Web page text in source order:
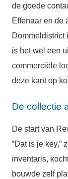
de goede
Effenaar en de
Dommeldistrict
is het wel een
commerciële
deze kant op
De collectie
De start van
“Dat is je key,”
inventaris,
bouwde zelf